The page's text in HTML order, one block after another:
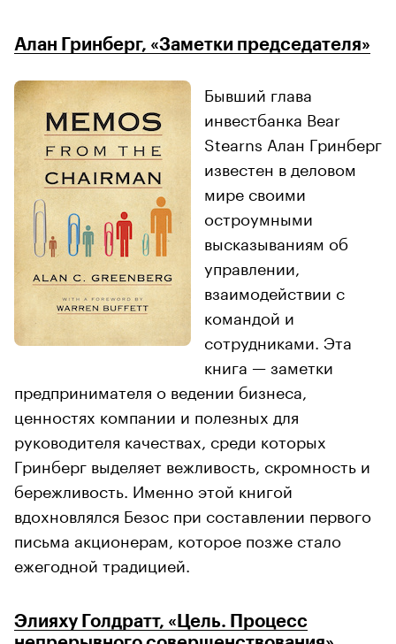
Алан Гринберг, «Заметки председателя»
Бывший глава
инвестбанка Bear
Stearns Алан Гринберг
известен в деловом
мире своими
остроумными
высказываниям об
управлении,
взаимодействии с
командой и
сотрудниками. Эта
книга — заметки
предпринимателя о ведении бизнеса,
ценностях компании и полезных для
руководителя качествах, среди которых
Гринберг выделяет вежливость, скромность и
бережливость. Именно этой книгой
вдохновлялся Безос при составлении первого
письма акционерам, которое позже стало
ежегодной традицией.
Элияху Голдратт, «Цель. Процесс